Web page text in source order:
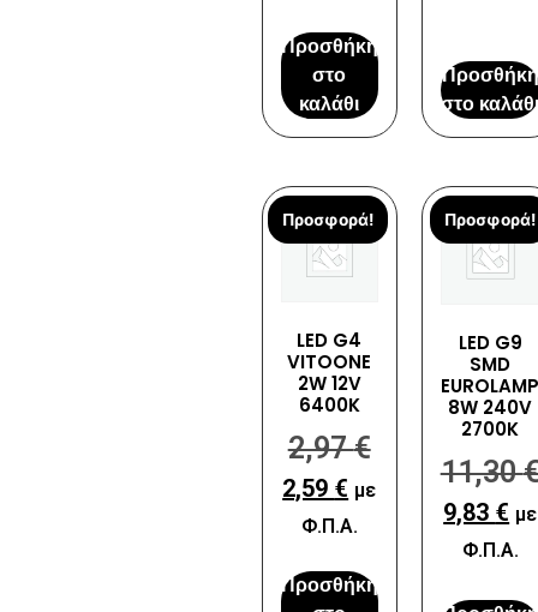
Προσθήκη
στο
καλάθι
Προσθήκη
στο
Προσφορά!
LED G4
VITOONE
2W 12V
6400K
2,97€
2,59 € με
Φ.Π.Α.
Προσθήκη
Προσφορά!
LED G9
SMD
8W 240V
2700K
11,30
9,83 € με
Φ.Π.Α.